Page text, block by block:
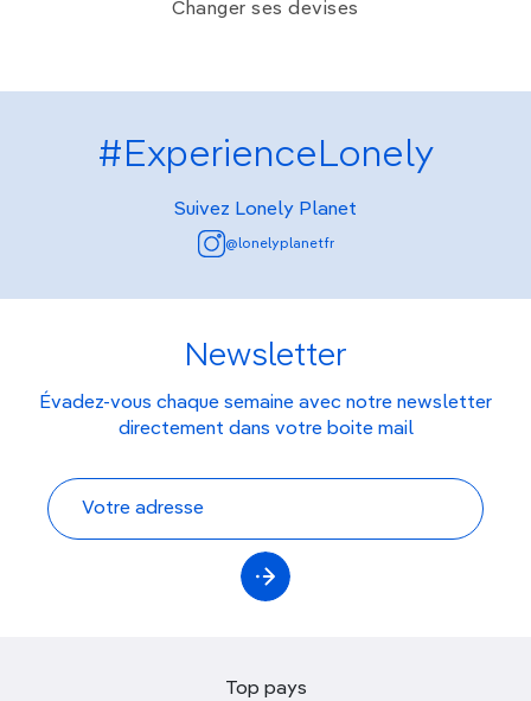
Changer ses devises
#ExperienceLonely
Suivez Lonely Planet
@lonelyplanetfr
Newsletter
Évadez-vous chaque semaine avec notre newsletter
directement dans votre boite mail
Top pays